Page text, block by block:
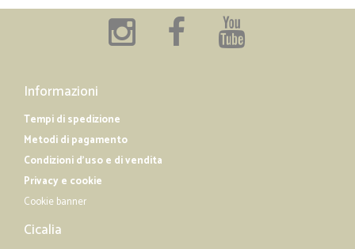
Informazioni
Tempi di spedizione
Metodi di pagamento
Condizioni d'uso e di vendita
Privacy e cookie
Cookie banner
Cicalia